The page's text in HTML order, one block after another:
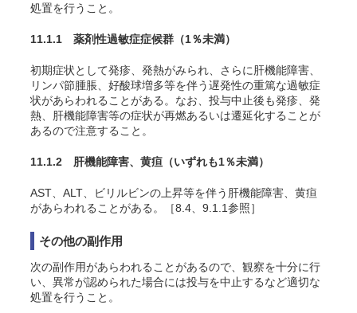
処置を行うこと。
11.1.1 薬剤性過敏症症候群 （1％未満）
初期症状として発疹、発熱がみられ、さらに肝機能障害、
リンパ節腫脹、好酸球増多等を伴う遅発性の重篤な過敏症
状があらわれることがある。なお、投与中止後も発疹、発
熱、肝機能障害等の症状が再燃あるいは遷延化することが
あるので注意すること。
11.1.2 肝機能障害、黄疸 （いずれも1％未満）
AST、ALT、ビリルビンの上昇等を伴う肝機能障害、黄疸
があらわれることがある。［8.4、9.1.1参照］
その他の副作用
次の副作用があらわれることがあるので、観察を十分に行
い、異常が認められた場合には投与を中止するなど適切な
処置を行うこと。